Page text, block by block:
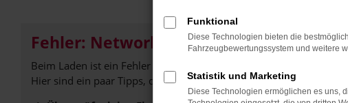
Fehler: Network Error
Beim Laden ist ein Fehler aufgetreten.
Hier sind ein paar Tipps, die dir helfen können:
Funktional
Diese Technologien bieten die
Fahrzeugbewertungssystem und weitere
Statistik und Marketing
Diese Technologien ermöglichen es uns,